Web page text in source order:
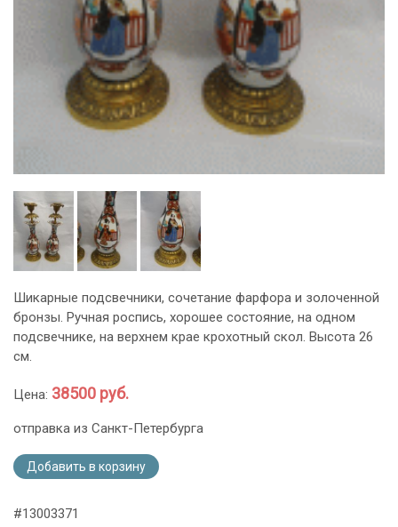
Шикарные подсвечники, сочетание фарфора и золоченной
бронзы. Ручная роспись, хорошее состояние, на одном
подсвечнике, на верхнем крае крохотный скол. Высота 26
см.
Цена: 38500 руб.
отправка из Санкт-Петербурга
Добавить в корзину
#13003371